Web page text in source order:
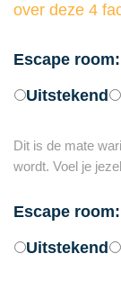
over deze 4
Escape
Uitstekend
Dit is de mate
wordt. Voel je
Escape
Uitstekend